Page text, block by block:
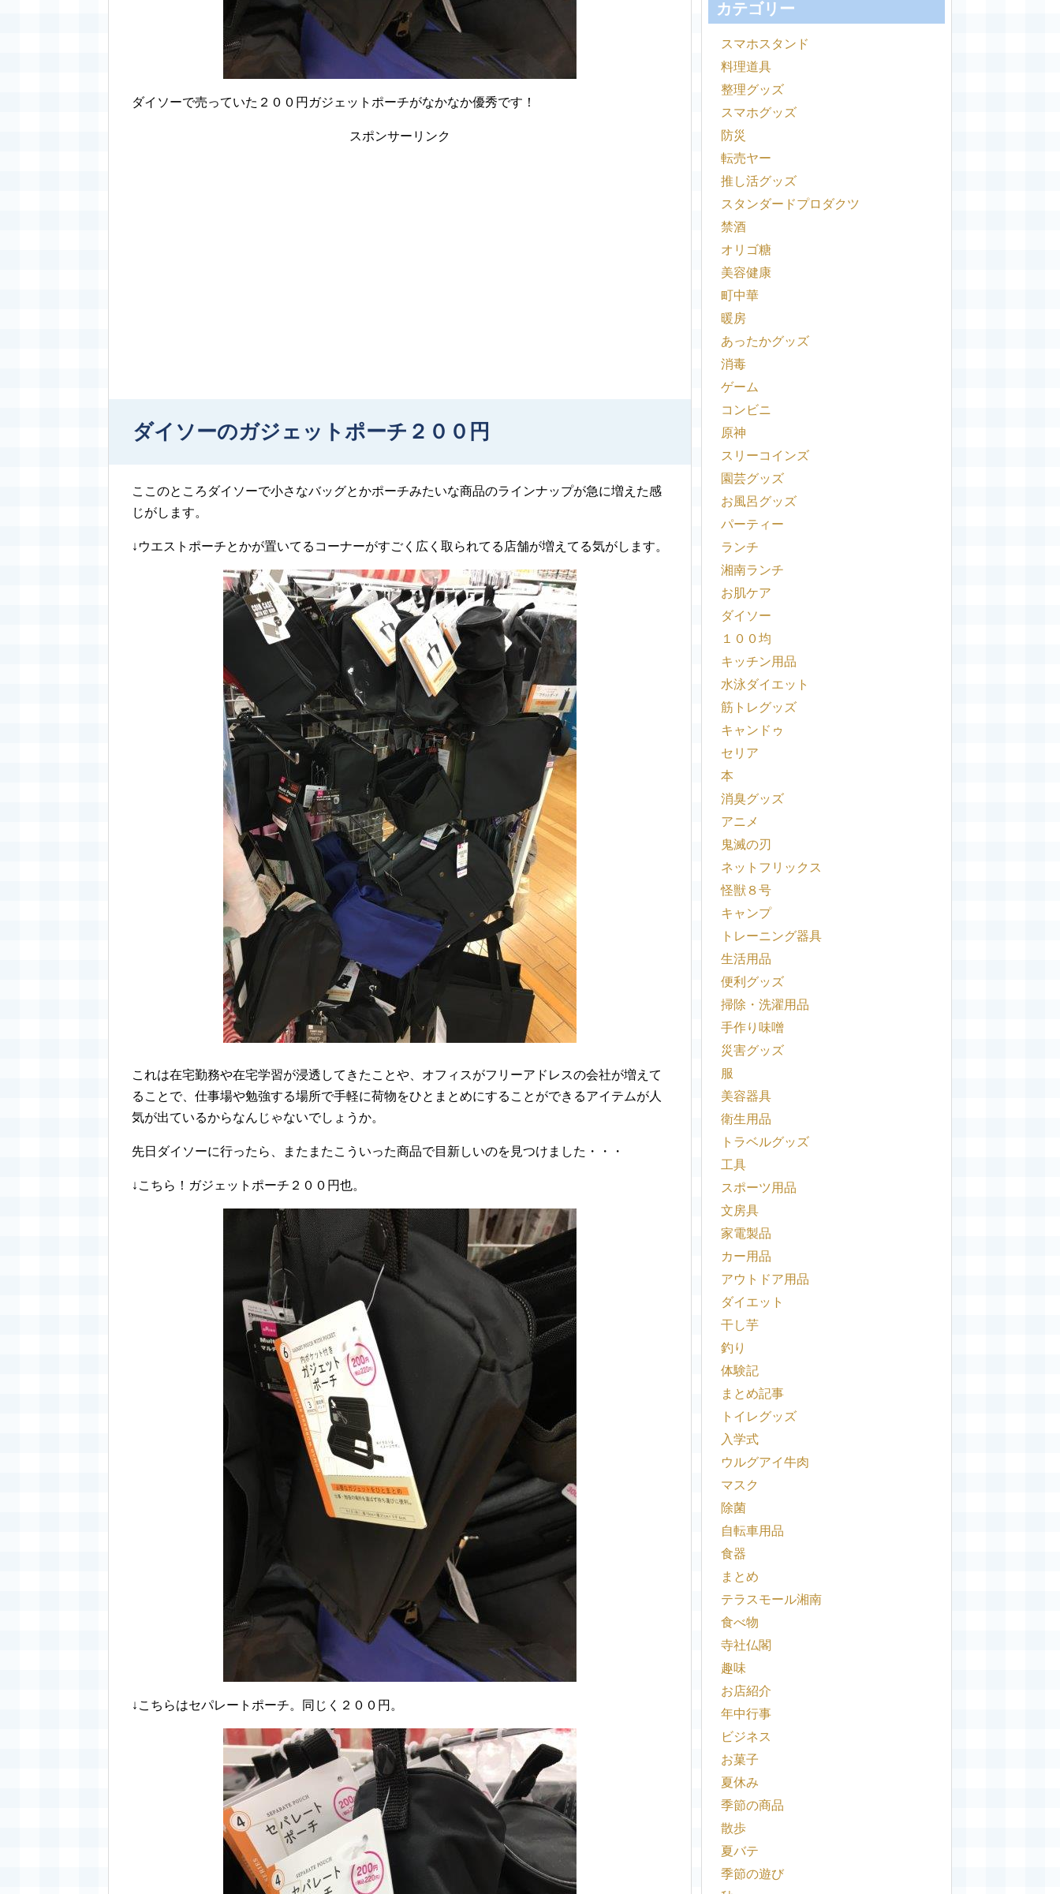
ダイソーで売っていた２００円ガジェットポーチがなかなか優秀です！
スポンサーリンク
ダイソーのガジェットポーチ２００円
ここのところダイソーで小さなバッグとかポーチみたいな商品のラインナップが急に増えた感
じがします。
↓ウエストポーチとかが置いてるコーナーがすごく広く取られてる店舗が増えてる気がします。
これは在宅勤務や在宅学習が浸透してきたことや、オフィスがフリーアドレスの会社が増えて
ることで、仕事場や勉強する場所で手軽に荷物をひとまとめにすることができるアイテムが人
気が出ているからなんじゃないでしょうか。
先日ダイソーに行ったら、またまたこういった商品で目新しいのを見つけました・・・
↓こちら！ガジェットポーチ２００円也。
↓こちらはセパレートポーチ。同じく２００円。
カテゴリー
スマホスタンド
料理道具
整理グッズ
スマホグッズ
防災
転売ヤー
推し活グッズ
スタンダードプロダクツ
禁酒
オリゴ糖
美容健康
町中華
暖房
あったかグッズ
消毒
ゲーム
コンビニ
原神
スリーコインズ
園芸グッズ
お風呂グッズ
パーティー
ランチ
湘南ランチ
お肌ケア
ダイソー
１００均
キッチン用品
水泳ダイエット
筋トレグッズ
キャンドゥ
セリア
本
消臭グッズ
アニメ
鬼滅の刃
ネットフリックス
怪獣８号
キャンプ
トレーニング器具
生活用品
便利グッズ
掃除・洗濯用品
手作り味噌
災害グッズ
服
美容器具
衛生用品
トラベルグッズ
工具
スポーツ用品
文房具
家電製品
カー用品
アウトドア用品
ダイエット
干し芋
釣り
体験記
まとめ記事
トイレグッズ
入学式
ウルグアイ牛肉
マスク
除菌
自転車用品
食器
まとめ
テラスモール湘南
食べ物
寺社仏閣
趣味
お店紹介
年中行事
ビジネス
お菓子
夏休み
季節の商品
散歩
夏バテ
季節の遊び